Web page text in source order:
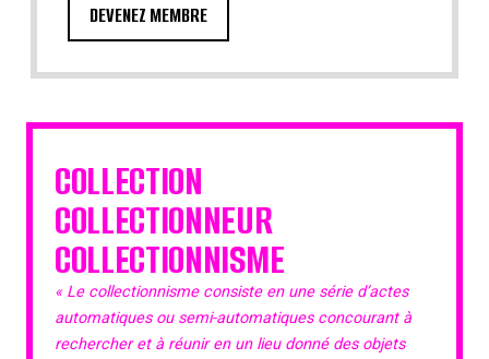
DEVENEZ MEMBRE
COLLECTION
COLLECTIONNEUR
COLLECTIONNISME
« Le collectionnisme consiste en une série d’actes
automatiques ou semi-automatiques concourant à
rechercher et à réunir en un lieu donné des objets